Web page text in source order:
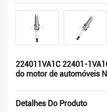
224011VA1C 22401-
do motor de automóveis
Detalhes Do Produto